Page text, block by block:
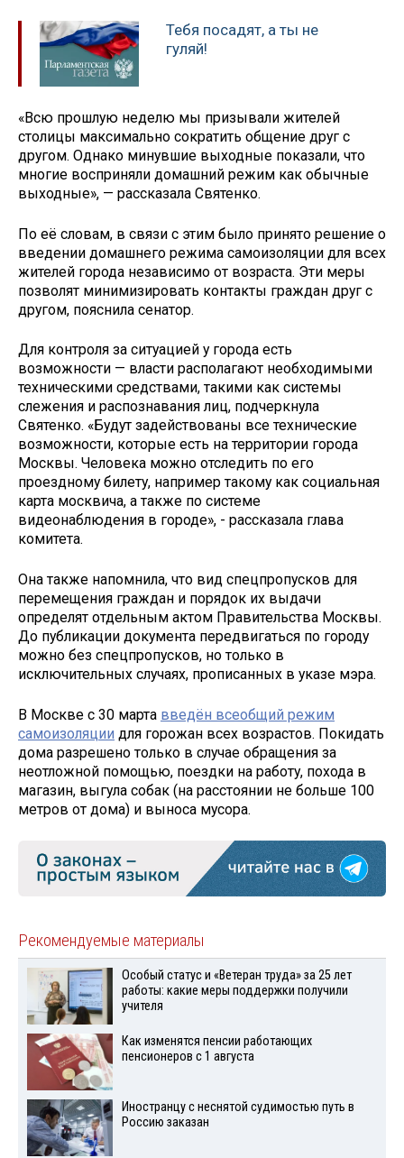
Тебя посадят, а ты не
гуляй!
«Всю прошлую неделю мы призывали жителей
столицы максимально сократить общение друг с
другом. Однако минувшие выходные показали, что
многие восприняли домашний режим как обычные
выходные», — рассказала Святенко.
По её словам, в связи с этим было принято решение о
введении домашнего режима самоизоляции для всех
жителей города независимо от возраста. Эти меры
позволят минимизировать контакты граждан друг с
другом, пояснила сенатор.
Для контроля за ситуацией у города есть
возможности — власти располагают необходимыми
техническими средствами, такими как системы
слежения и распознавания лиц, подчеркнула
Святенко. «Будут задействованы все технические
возможности, которые есть на территории города
Москвы. Человека можно отследить по его
проездному билету, например такому как социальная
карта москвича, а также по системе
видеонаблюдения в городе», - рассказала глава
комитета.
Она также напомнила, что вид спецпропусков для
перемещения граждан и порядок их выдачи
определят отдельным актом Правительства Москвы.
До публикации документа передвигаться по городу
можно без спецпропусков, но только в
исключительных случаях, прописанных в указе мэра.
В Москве с 30 марта введён всеобщий режим
самоизоляции для горожан всех возрастов. Покидать
дома разрешено только в случае обращения за
неотложной помощью, поездки на работу, похода в
магазин, выгула собак (на расстоянии не больше 100
метров от дома) и выноса мусора.
Рекомендуемые материалы
Особый статус и «Ветеран труда» за 25 лет
работы: какие меры поддержки получили
учителя
Как изменятся пенсии работающих
пенсионеров с 1 августа
Иностранцу с неснятой судимостью путь в
Россию заказан